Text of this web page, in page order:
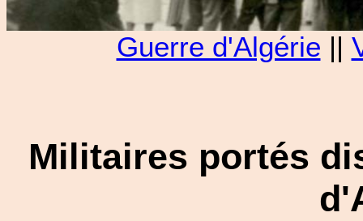
Guerre d'Algérie ||
Militaires portés